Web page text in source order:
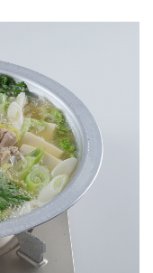
検索
製造所固有記号一覧